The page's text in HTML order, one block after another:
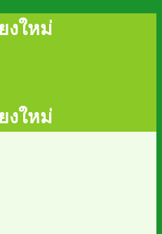
งใหม่
งใหม่